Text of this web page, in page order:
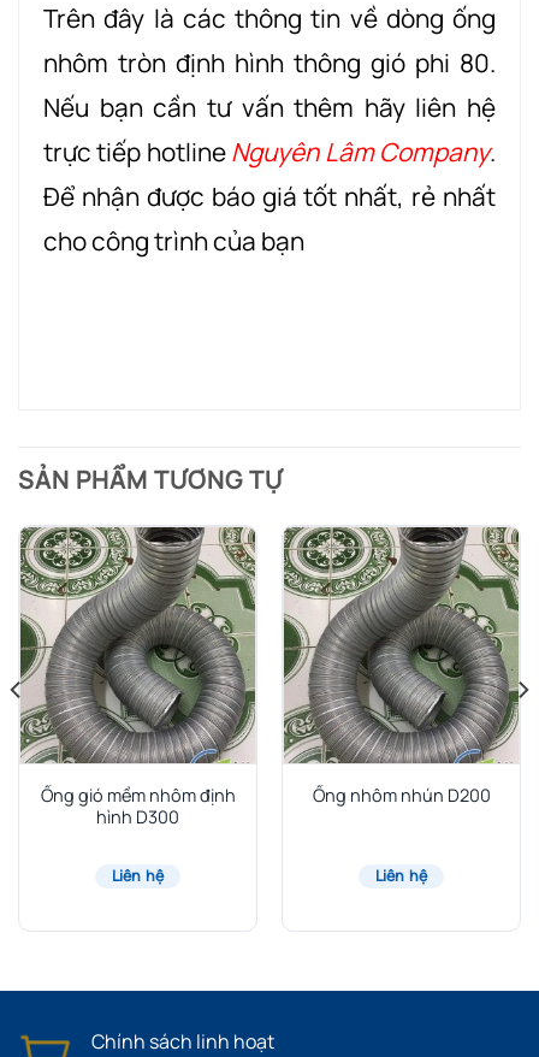
Trên đây là các thông tin về dòng ống
nhôm tròn định hình thông gió phi 80.
Nếu bạn cần tư vấn thêm hãy liên hệ
trực tiếp hotlineNguyên Lâm Company.
Để nhận được báo giá tốt nhất, rẻ nhất
cho công trình của bạn
SẢN PHẨM TƯƠNG TỰ
Ống gió mềm nhôm định
hình D300
Liên hệ
Ống nhôm nhún D200
Liên hệ
Chính sách linh hoạt